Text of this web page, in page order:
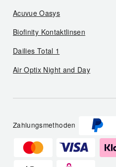
Acuvue Oasys
Biofinity Kontaktlinsen
Dailies Total 1
Air Optix Night and Day
Zahlungsmethoden